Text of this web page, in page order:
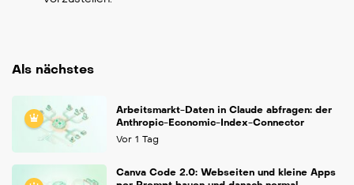
Als nächstes
Arbeitsmarkt-Daten in Claude abfragen: der
Anthropic-Economic-Index-Connector
Vor 1 Tag
Canva Code 2.0: Webseiten und kleine Apps